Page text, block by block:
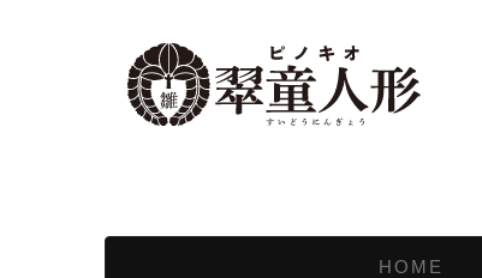
HOME